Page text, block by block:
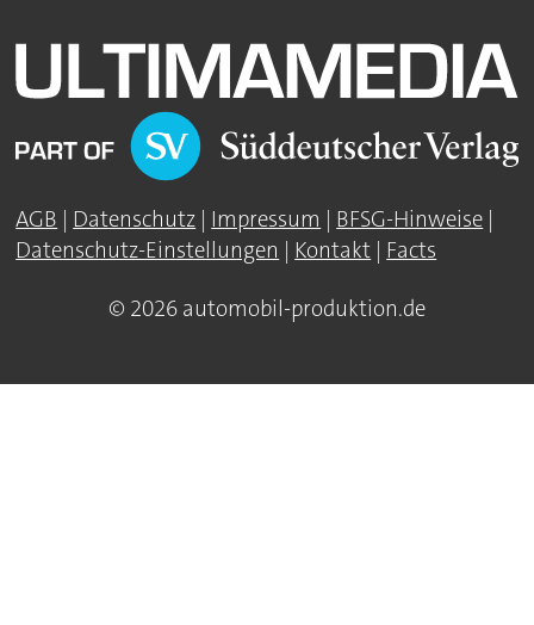
AGB | Datenschutz | Impressum | BFSG-Hinweise |
Datenschutz-Einstellungen | Kontakt | Facts
© 2026 automobil-produktion.de